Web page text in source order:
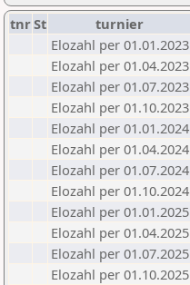
tnrSt turnier
Elozahl per 01.01.2023
Elozahl per 01.04.2023
Elozahl per 01.07.2023
Elozahl per 01.10.2023
Elozahl per 01.01.2024
Elozahl per 01.04.2024
Elozahl per 01.07.2024
Elozahl per 01.10.2024
Elozahl per 01.01.2025
Elozahl per 01.04.2025
Elozahl per 01.07.2025
Elozahl per 01.10.2025